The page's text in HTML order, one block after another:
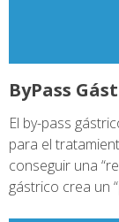
ByPass
El by-pass
para el
conseguir una
gástrico crea un